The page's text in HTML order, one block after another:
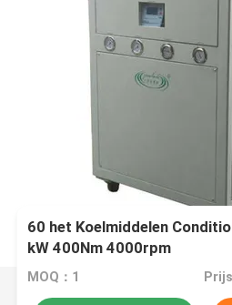
60 het Koelmiddelen
kW 400Nm 4000rpm
MOQ：1